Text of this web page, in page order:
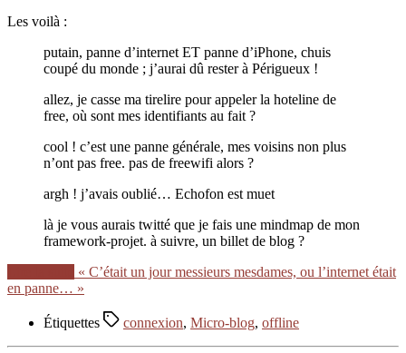
Les voilà :
putain, panne d’internet ET panne d’iPhone, chuis
coupé du monde ; j’aurai dû rester à Périgueux !
allez, je casse ma tirelire pour appeler la hoteline de
free, où sont mes identifiants au fait ?
cool ! c’est une panne générale, mes voisins non plus
n’ont pas free. pas de freewifi alors ?
argh ! j’avais oublié… Echofon est muet
là je vous aurais twitté que je fais une mindmap de mon
framework-projet. à suivre, un billet de blog ?
« C’était un jour messieurs mesdames, ou l’internet était
en panne… »
Étiquettes connexion, Micro-blog, offline